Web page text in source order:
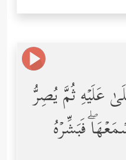
عَلَیۡهِ ثُمَّ یُصِرُّ
فَبَشِّرۡهُ